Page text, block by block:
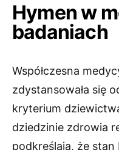
Hymen w
badaniach
Współczesna
zdystansowała się
kryterium
dziedzinie zdrowia
podkreślają, że stan